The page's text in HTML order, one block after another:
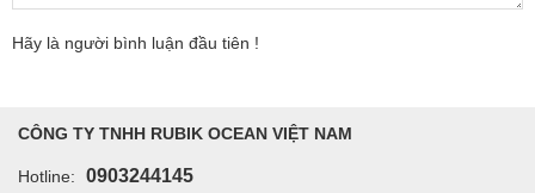
Hãy là người bình luận đầu tiên !
CÔNG TY TNHH RUBIK OCEAN VIỆT NAM
Hotline: 0903244145